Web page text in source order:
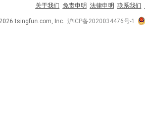
关于我们 免责申明 法律申明 联系我们
tsingfun.com, Inc. 沪ICP备2020034476号-1